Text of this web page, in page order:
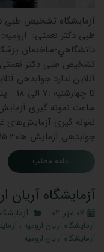
آزمایشگاه تشخیص طبی
طبی دکتر نعمتی:
دانشگاهي-ساختمان
تشخیص طبی دکتر
آنلاین:ندارد جوابدهی
جوابدهی آزمایش ‌ها15:30 …
ادامه مطلب
آزمایشگاه آریان
۰۷ مهر ۰۳
آزمایشگاه آریان ارومیه ،
آزمایشگاه آریان ارومیه